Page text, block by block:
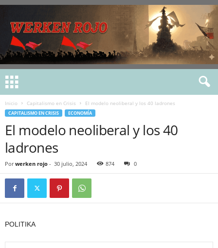
Inicio Capitalismo en Crisis El modelo neoliberal y los 40 ladrones
CAPITALISMO EN CRISIS ECONOMÍA
El modelo neoliberal y los 40
ladrones
Por werken rojo - 30 julio, 2024 874 0
POLITIKA